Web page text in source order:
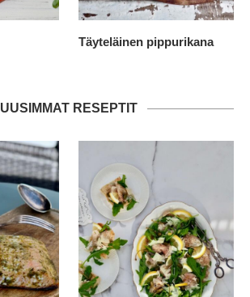
Täyteläinen pippurikana
UUSIMMAT RESEPTIT